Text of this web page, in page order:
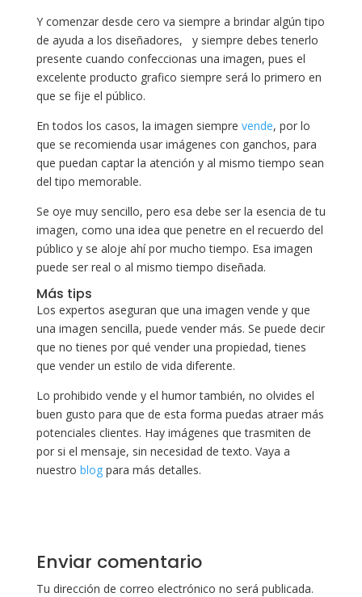
Y comenzar desde cero va siempre a brindar algún tipo
de ayuda a los diseñadores, y siempre debes tenerlo
presente cuando confeccionas una imagen, pues el
excelente producto grafico siempre será lo primero en
que se fije el público.
En todos los casos, la imagen siempre vende, por lo
que se recomienda usar imágenes con ganchos, para
que puedan captar la atención y al mismo tiempo sean
del tipo memorable.
Se oye muy sencillo, pero esa debe ser la esencia de tu
imagen, como una idea que penetre en el recuerdo del
público y se aloje ahí por mucho tiempo. Esa imagen
puede ser real o al mismo tiempo diseñada.
Más tips
Los expertos aseguran que una imagen vende y que
una imagen sencilla, puede vender más. Se puede decir
que no tienes por qué vender una propiedad, tienes
que vender un estilo de vida diferente.
Lo prohibido vende y el humor también, no olvides el
buen gusto para que de esta forma puedas atraer más
potenciales clientes. Hay imágenes que trasmiten de
por si el mensaje, sin necesidad de texto. Vaya a
nuestro blogpara más detalles.
Enviar comentario
Tu dirección de correo electrónico no será publicada.